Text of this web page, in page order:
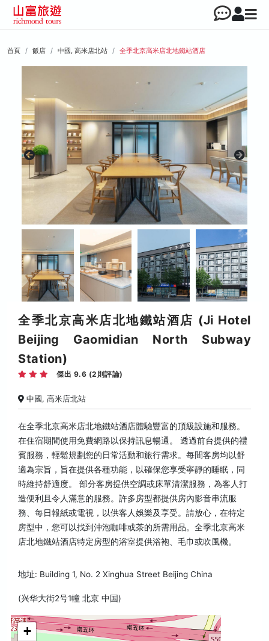
首頁 飯店 中國, 高米店北站 全季北京高米店北地鐵站酒店
全季北京高米店北地鐵站酒店 (Ji Hotel
Beijing Gaomidian North Subway
Station)
傑出 9.6 (2則評論)
中國, 高米店北站
在全季北京高米店北地鐵站酒店體驗豐富的頂級設施和服務。
在住宿期間使用免費網路以保持訊息暢通。 透過前台提供的禮
賓服務，輕鬆規劃您的日常活動和旅行需求。每間客房均以舒
適為宗旨，旨在提供各種功能，以確保您享受寧靜的睡眠，同
時維持舒適度。 部分客房提供空調或床單清潔服務，為客人打
造便利且令人滿意的服務。許多房型都提供房內影音串流服
務、每日報紙或電視，以供客人娛樂及享受。請放心，在特定
房型中，您可以找到沖泡咖啡或茶的所需用品。全季北京高米
店北地鐵站酒店特定房型的浴室提供浴袍、毛巾或吹風機。
地址: Building 1, No. 2 Xinghua Street Beijing China
(兴华大街2号1幢 北京 中国)
+